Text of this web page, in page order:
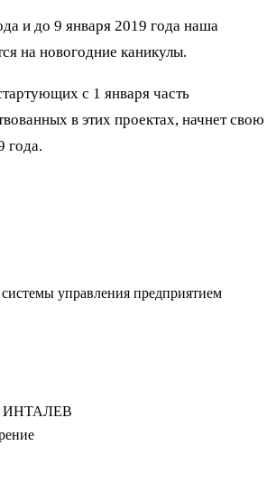
и до 9 января 2019 года наша
на новогодние каникулы.
с 1 января часть
в этих проектах, начнет свою
года.
управления предприятием
ИНТАЛЕВ